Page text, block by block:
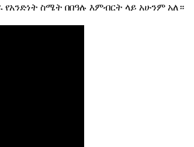
ስሜት በበዓሉ እምብርት ላይ አሁንም አለ።